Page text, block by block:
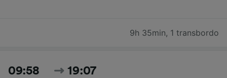
9h 35min, 1 transbordo
09:58 19:07